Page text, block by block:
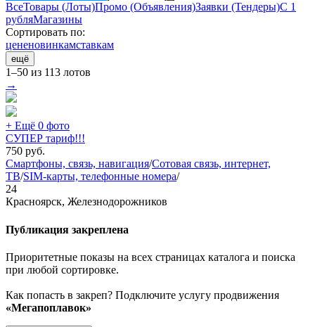
ВсеТовары (Лоты)Промо (Объявления)Заявки (Тендеры)С 1
рубляМагазины
Сортировать по:
цененовинкамставкам
ещё
1–50 из 113 лотов
→
+ Ещё 0 фото
СУПЕР тариф!!!
750 руб.
Смартфоны, связь, навигация/Сотовая связь, интернет,
ТВ/SIM-карты, телефонные номера/
24
Красноярск, Железнодорожников
Публикация закреплена
Приоритетные показы на всех страницах каталога и поиска
при любой сортировке.
Как попасть в закреп? Подключите услугу продвижения
«Мегапоплавок»